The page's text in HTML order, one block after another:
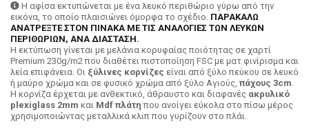
Η αφίσα εκτυπώνεται με ένα λευκό περιθώριο γύρω από την
εικόνα, το οποίο πλαισιώνει όμορφα το σχέδιο. ΠΑΡΑΚΑΛΩ
ΑΝΑΤΡΕΞΤΕ ΣΤΟΝ ΠΙΝΑΚΑ ΜΕ ΤΙΣ ΑΝΑΛΟΓΙΕΣ ΤΩΝ ΛΕΥΚΩΝ
ΠΕΡΙΘΩΡΙΩΝ, ΑΝΑ ΔΙΑΣΤΑΣΗ.
H εκτύπωση γίνεται με μελάνια κορυφαίας ποιότητας σε χαρτί
Premium 230g/m2 που διαθέτει πιστοποίηση FSC με ματ φινίρισμα και
λεία επιφάνεια. Οι ξύλινες κορνίζες είναι από ξύλο πεύκου σε λευκό
ή μαύρο χρώμα και σε φυσικό χρώμα από ξύλο Αγιούς, πάχους 3cm.
Η κορνίζα έρχεται με ανθεκτικό, άθραυστο και διαφανές ακρυλικό
plexiglass 2mm και Mdf πλάτη που ανοίγει εύκολα στο πίσω μέρος
χρησιμοποιώντας μεταλλικά κλιπ που γυρίζουν στο πλάι.